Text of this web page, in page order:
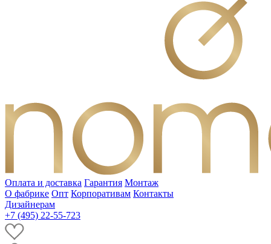
Оплата и доставка Гарантия Монтаж
О фабрике Опт Корпоративам Контакты
Дизайнерам
+7 (495) 22-55-723